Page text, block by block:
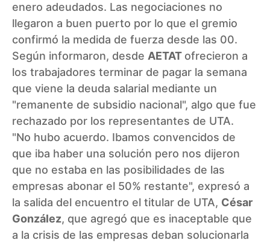
enero adeudados. Las negociaciones no
llegaron a buen puerto por lo que el gremio
confirmó la medida de fuerza desde las 00.
Según informaron, desde AETAT ofrecieron a
los trabajadores terminar de pagar la semana
que viene la deuda salarial mediante un
"remanente de subsidio nacional", algo que fue
rechazado por los representantes de UTA.
"No hubo acuerdo. Ibamos convencidos de
que iba haber una solución pero nos dijeron
que no estaba en las posibilidades de las
empresas abonar el 50% restante", expresó a
la salida del encuentro el titular de UTA, César
González, que agregó que es inaceptable que
a la crisis de las empresas deban solucionarla